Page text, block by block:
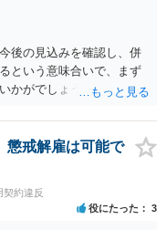
扱う弁護士にご相談され
後の見込みを確認し、併
という意味合いで、まず
かがでしょうか。 上記、
懲戒解雇は可能で
契約違反
役にたった 3